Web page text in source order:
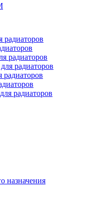
радиаторов
радиаторов
радиаторов
радиаторов
радиаторов
назначения